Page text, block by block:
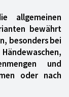
allgemeinen
bewährt
besonders bei
und
oder nach